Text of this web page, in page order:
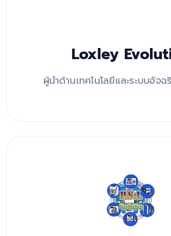
Loxley
ผู้นำด้านเทคโนโลยีและระบบอัจ